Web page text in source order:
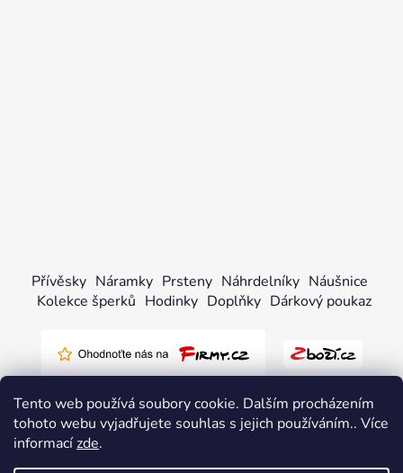
Tento web používá soubory cookie. Dalším procházením
tohoto webu vyjadřujete souhlas s jejich používáním.. Více
informacízde.
Přívěsky Náramky Prsteny Náhrdelníky Náušnice
Kolekce šperků Hodinky Doplňky Dárkový poukaz